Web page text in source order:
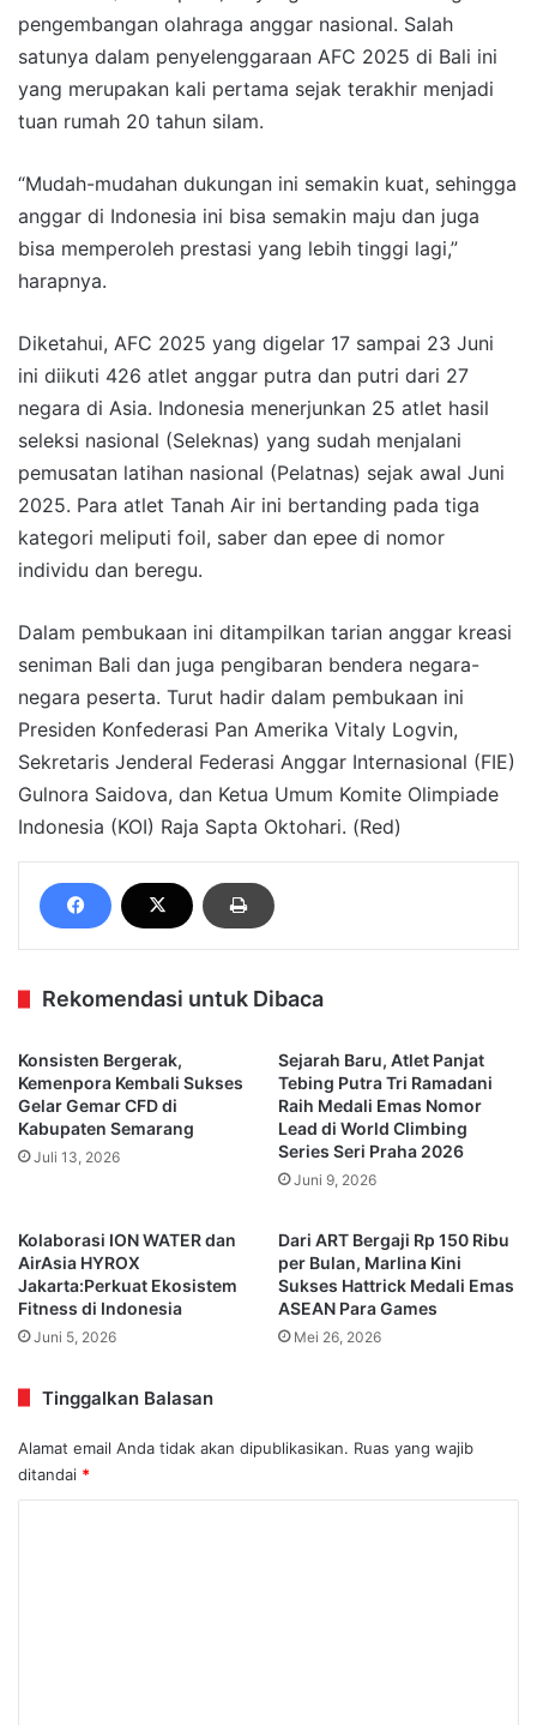
pengembangan olahraga anggar nasional. Salah
satunya dalam penyelenggaraan AFC 2025 di Bali ini
yang merupakan kali pertama sejak terakhir menjadi
tuan rumah 20 tahun silam.
“Mudah-mudahan dukungan ini semakin kuat, sehingga
anggar di Indonesia ini bisa semakin maju dan juga
bisa memperoleh prestasi yang lebih tinggi lagi,”
harapnya.
Diketahui, AFC 2025 yang digelar 17 sampai 23 Juni
ini diikuti 426 atlet anggar putra dan putri dari 27
negara di Asia. Indonesia menerjunkan 25 atlet hasil
seleksi nasional (Seleknas) yang sudah menjalani
pemusatan latihan nasional (Pelatnas) sejak awal Juni
2025. Para atlet Tanah Air ini bertanding pada tiga
kategori meliputi foil, saber dan epee di nomor
individu dan beregu.
Dalam pembukaan ini ditampilkan tarian anggar kreasi
seniman Bali dan juga pengibaran bendera negara-
negara peserta. Turut hadir dalam pembukaan ini
Presiden Konfederasi Pan Amerika Vitaly Logvin,
Sekretaris Jenderal Federasi Anggar Internasional (FIE)
Gulnora Saidova, dan Ketua Umum Komite Olimpiade
Indonesia (KOI) Raja Sapta Oktohari. (Red)
Rekomendasi untuk Dibaca
Konsisten Bergerak,
Kemenpora Kembali Sukses
Gelar Gemar CFD di
Kabupaten Semarang
Juli 13, 2026
Sejarah Baru, Atlet Panjat
Tebing Putra Tri Ramadani
Raih Medali Emas Nomor
Lead di World Climbing
Series Seri Praha 2026
Juni 9, 2026
Kolaborasi ION WATER dan
AirAsia HYROX
Jakarta:Perkuat Ekosistem
Fitness di Indonesia
Juni 5, 2026
Dari ART Bergaji Rp 150 Ribu
per Bulan, Marlina Kini
Sukses Hattrick Medali Emas
ASEAN Para Games
Mei 26, 2026
Tinggalkan Balasan
Alamat email Anda tidak akan dipublikasikan. Ruas yang wajib
ditandai *